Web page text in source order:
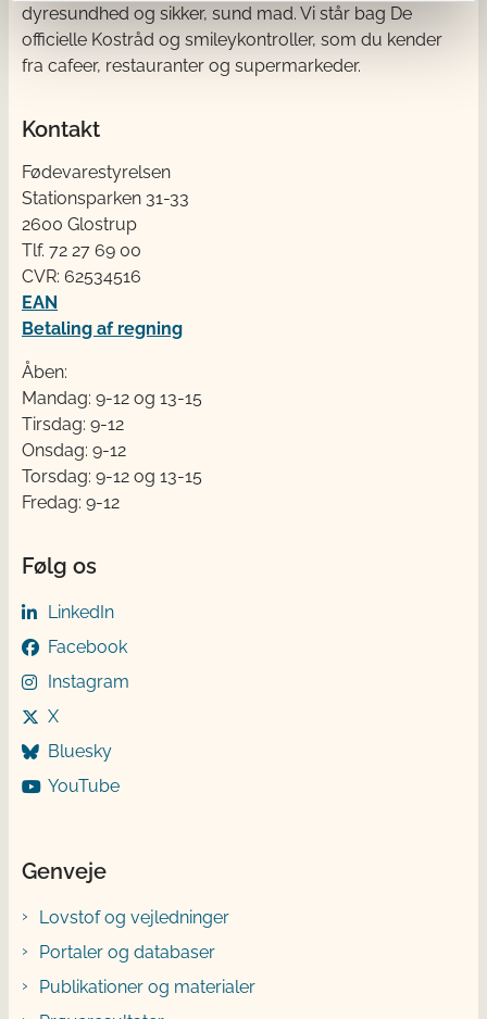
dyresundhed og sikker, sund mad. Vi står bag De
officielle Kostråd og smileykontroller, som du kender
fra cafeer, restauranter og supermarkeder.
Kontakt
Fødevarestyrelsen
Stationsparken 31-33
2600 Glostrup
Tlf. 72 2​​​7 69 00
CVR: 62534516
EAN
Betaling af regning
Åben:
Mandag: 9-12 og 13-15
Tirsdag: 9-12
Onsdag: 9-12
Torsdag: 9-12 og 13-15
Fredag: 9-12
Følg os
LinkedIn
Facebook
Instagram
X
Bluesky
YouTube
Genveje
Lovstof og vejledninger
Portaler og databaser
Publikationer og materialer